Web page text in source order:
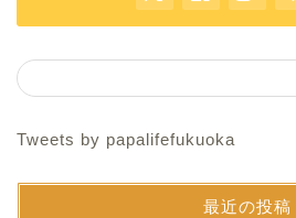
Tweets by papalifefukuoka
最近の投稿